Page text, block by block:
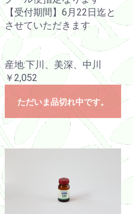
【受付期間】6月22日迄と
させていただきます
産地:下川、美深、中川
￥2,052
ただいま品切れ中です。